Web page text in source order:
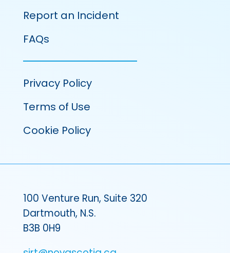
Report an Incident
FAQs
Privacy Policy
Terms of Use
Cookie Policy
100 Venture Run, Suite 320
Dartmouth, N.S.
B3B 0H9